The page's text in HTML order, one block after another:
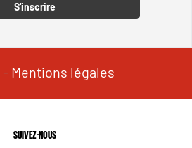
S'inscrire
- Mentions légales
SUIVEZ-NOUS